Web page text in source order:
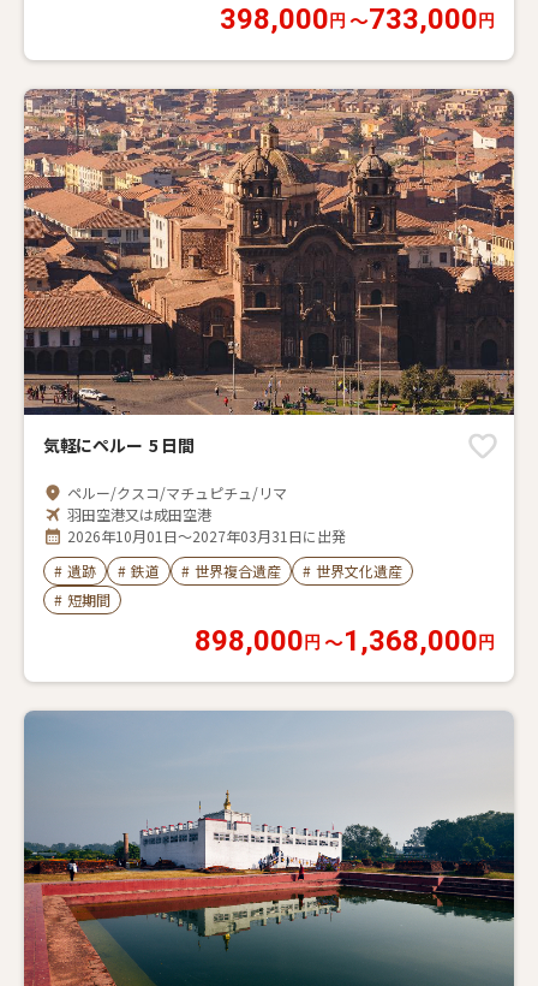
398,000 円 〜733,000 円
気軽にペルー 5 日間
ペルー/クスコ/マチュピチュ/リマ
羽田空港又は成田空港
2026年10月01日～2027年03月31日に出発
# 遺跡 # 鉄道 # 世界複合遺産 # 世界文化遺産
# 短期間
898,000 円 〜1,368,000 円